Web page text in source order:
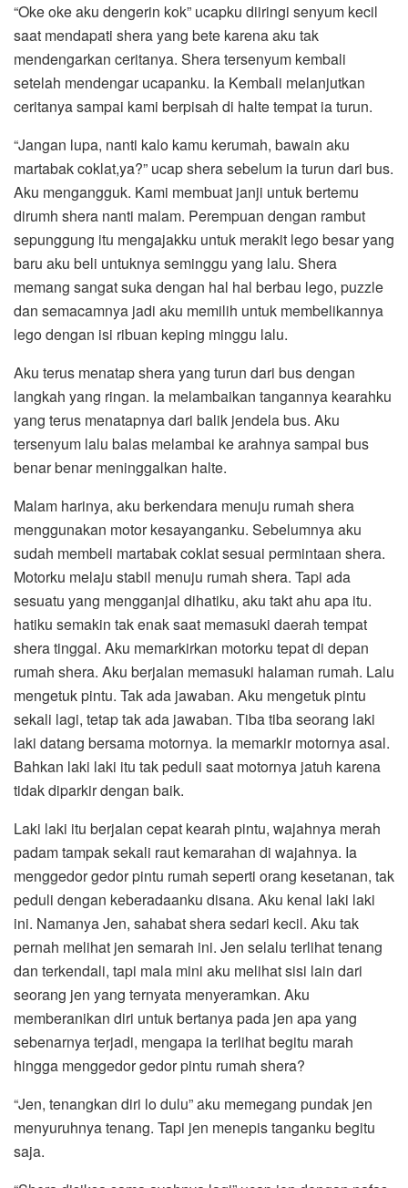
“Oke oke aku dengerin kok” ucapku diiringi senyum kecil
saat mendapati shera yang bete karena aku tak
mendengarkan ceritanya. Shera tersenyum kembali
setelah mendengar ucapanku. Ia Kembali melanjutkan
ceritanya sampai kami berpisah di halte tempat ia turun.
“Jangan lupa, nanti kalo kamu kerumah, bawain aku
martabak coklat,ya?” ucap shera sebelum ia turun dari bus.
Aku mengangguk. Kami membuat janji untuk bertemu
dirumh shera nanti malam. Perempuan dengan rambut
sepunggung itu mengajakku untuk merakit lego besar yang
baru aku beli untuknya seminggu yang lalu. Shera
memang sangat suka dengan hal hal berbau lego, puzzle
dan semacamnya jadi aku memilih untuk membelikannya
lego dengan isi ribuan keping minggu lalu.
Aku terus menatap shera yang turun dari bus dengan
langkah yang ringan. Ia melambaikan tangannya kearahku
yang terus menatapnya dari balik jendela bus. Aku
tersenyum lalu balas melambai ke arahnya sampai bus
benar benar meninggalkan halte.
Malam harinya, aku berkendara menuju rumah shera
menggunakan motor kesayanganku. Sebelumnya aku
sudah membeli martabak coklat sesuai permintaan shera.
Motorku melaju stabil menuju rumah shera. Tapi ada
sesuatu yang mengganjal dihatiku, aku takt ahu apa itu.
hatiku semakin tak enak saat memasuki daerah tempat
shera tinggal. Aku memarkirkan motorku tepat di depan
rumah shera. Aku berjalan memasuki halaman rumah. Lalu
mengetuk pintu. Tak ada jawaban. Aku mengetuk pintu
sekali lagi, tetap tak ada jawaban. Tiba tiba seorang laki
laki datang bersama motornya. Ia memarkir motornya asal.
Bahkan laki laki itu tak peduli saat motornya jatuh karena
tidak diparkir dengan baik.
Laki laki itu berjalan cepat kearah pintu, wajahnya merah
padam tampak sekali raut kemarahan di wajahnya. Ia
menggedor gedor pintu rumah seperti orang kesetanan, tak
peduli dengan keberadaanku disana. Aku kenal laki laki
ini. Namanya Jen, sahabat shera sedari kecil. Aku tak
pernah melihat jen semarah ini. Jen selalu terlihat tenang
dan terkendali, tapi mala mini aku melihat sisi lain dari
seorang jen yang ternyata menyeramkan. Aku
memberanikan diri untuk bertanya pada jen apa yang
sebenarnya terjadi, mengapa ia terlihat begitu marah
hingga menggedor gedor pintu rumah shera?
“Jen, tenangkan diri lo dulu” aku memegang pundak jen
menyuruhnya tenang. Tapi jen menepis tanganku begitu
saja.